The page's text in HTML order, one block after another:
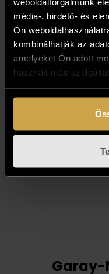
média-, hirdető- és
Ön
kombinálhatják az
amelyeket Ön adott
használt más
Bihon
Garay-